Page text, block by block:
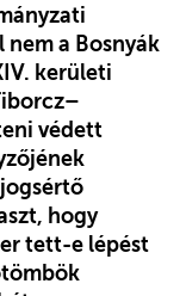
a Bosnyák
kerületi
védett
hogy
tett-e lépést